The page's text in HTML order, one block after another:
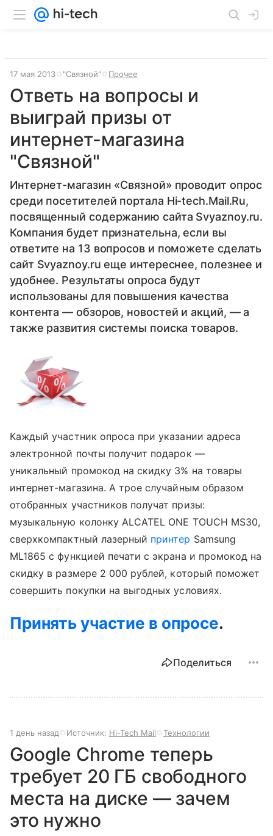
17 мая 2013 "Связной" Прочее
Ответь на вопросы и
выиграй призы от
интернет-магазина
"Связной"
Интернет-магазин «Связной» проводит опрос
среди посетителей портала Hi-tech.Mail.Ru,
посвященный содержанию сайта Svyaznoy.ru.
Компания будет признательна, если вы
ответите на 13 вопросов и поможете сделать
сайт Svyaznoy.ru еще интереснее, полезнее и
удобнее. Результаты опроса будут
использованы для повышения качества
контента — обзоров, новостей и акций, — а
также развития системы поиска товаров.
Каждый участник опроса при указании адреса
электронной почты получит подарок —
уникальный промокод на скидку 3% на товары
интернет-магазина. А трое случайным образом
отобранных участников получат призы:
музыкальную колонку ALCATEL ONE TOUCH MS30,
сверхкомпактный лазерный принтер Samsung
ML1865 с функцией печати с экрана и промокод на
скидку в размере 2 000 рублей, который поможет
совершить покупки на выгодных условиях.
Принять участие в опросе.
Поделиться
1 день назад Источник: Hi-Tech Mail Технологии
Google Chrome теперь
требует 20 ГБ свободного
места на диске — зачем
это нужно